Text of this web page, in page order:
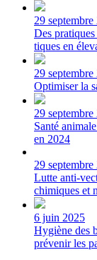
29 septembre
Des
tiques en
29 septembre
Optimiser la
29 septembre
Santé
en 2024
29 septembre
Lutte anti-
chimiques et
6 juin 2025
Hygiène des
prévenir les